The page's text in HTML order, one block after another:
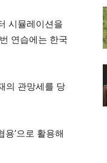
시뮬레이션을
연습에는 한국
의 관망세를 당
’으로 활용해